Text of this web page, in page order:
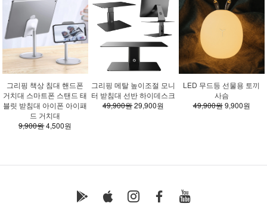
그리핑 책상 침대 핸드폰
거치대 스마트폰 스탠드 태
블릿 받침대 아이폰 아이패
드 거치대
9,900원4,500원
그리핑 메탈 높이조절 모니
터 받침대 선반 하이데스크
49,900원29,900원
LED 무드등 선물용 토끼
사슴
49,900원9,900원